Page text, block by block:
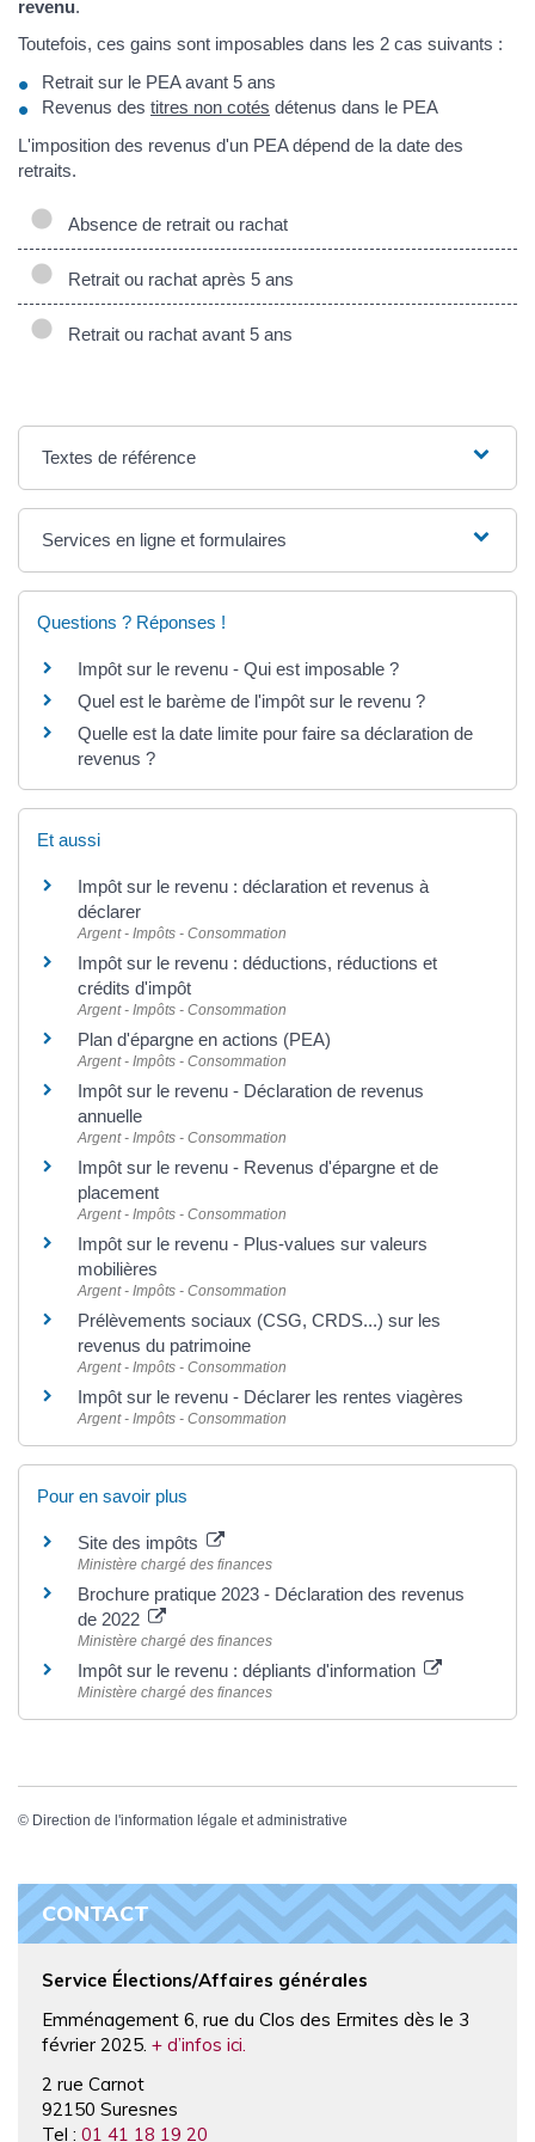
revenu.
Toutefois, ces gains sont imposables dans les 2 cas suivants :
Retrait sur le PEA avant 5 ans
Revenus des titres non cotés détenus dans le PEA
L'imposition des revenus d'un PEA dépend de la date des
retraits.
Absence de retrait ou rachat
Retrait ou rachat après 5 ans
Retrait ou rachat avant 5 ans
Textes de référence
Services en ligne et formulaires
Questions ? Réponses !
Impôt sur le revenu - Qui est imposable ?
Quel est le barème de l'impôt sur le revenu ?
Quelle est la date limite pour faire sa déclaration de
revenus ?
Et aussi
Impôt sur le revenu : déclaration et revenus à
déclarer
Argent - Impôts - Consommation
Impôt sur le revenu : déductions, réductions et
crédits d'impôt
Argent - Impôts - Consommation
Plan d'épargne en actions (PEA)
Argent - Impôts - Consommation
Impôt sur le revenu - Déclaration de revenus
annuelle
Argent - Impôts - Consommation
Impôt sur le revenu - Revenus d'épargne et de
placement
Argent - Impôts - Consommation
Impôt sur le revenu - Plus-values sur valeurs
mobilières
Argent - Impôts - Consommation
Prélèvements sociaux (CSG, CRDS...) sur les
revenus du patrimoine
Argent - Impôts - Consommation
Impôt sur le revenu - Déclarer les rentes viagères
Argent - Impôts - Consommation
Pour en savoir plus
Site des impôts
Ministère chargé des finances
Brochure pratique 2023 - Déclaration des revenus
de 2022
Ministère chargé des finances
Impôt sur le revenu : dépliants d'information
Ministère chargé des finances
© Direction de l'information légale et administrative
CONTACT
Service Élections/Affaires générales
Emménagement 6, rue du Clos des Ermites dès le 3
février 2025. + d’infos ici.
2 rue Carnot
92150 Suresnes
Tel : 01 41 18 19 20